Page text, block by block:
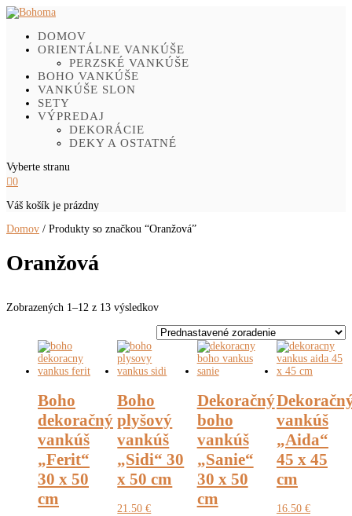
DOMOV
ORIENTÁLNE VANKÚŠE
PERZSKÉ VANKÚŠE
BOHO VANKÚŠE
VANKÚŠE SLON
SETY
VÝPREDAJ
DEKORÁCIE
DEKY A OSTATNÉ
Vyberte stranu
0
Váš košík je prázdny
Domov / Produkty so značkou “Oranžová”
Oranžová
Zobrazených 1–12 z 13 výsledkov
Boho
dekoračný
vankúš
„Ferit“
30 x 50
cm
Boho
plyšový
vankúš
„Sidi“ 30
x 50 cm
21.50€
Dekoračný
boho
vankúš
„Sanie“
30 x 50
cm
vankúš
„Aida“
45 x 45
cm
16.50 €